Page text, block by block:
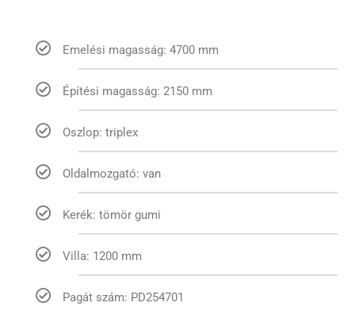
Emelési magasság: 4700 mm
Építési magasság: 2150 mm
Oszlop: triplex
Oldalmozgató: van
Kerék: tömör gumi
Villa: 1200 mm
Pagát szám: PD254701